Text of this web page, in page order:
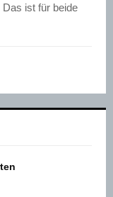
ist für beide